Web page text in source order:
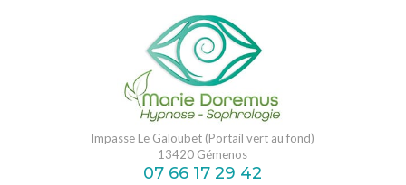
Impasse Le Galoubet (Portail vert au fond)
13420 Gémenos
07 66 17 29 42